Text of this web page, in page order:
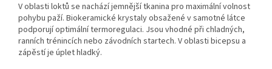
V oblasti loktů se nachází jemnější tkanina pro maximální volnost
pohybu paží. Biokeramické krystaly obsažené v samotné látce
podporují optimální termoregulaci. Jsou vhodné při chladných,
ranních trénincích nebo závodních startech. V oblasti bicepsu a
zápěstí je úplet hladký.